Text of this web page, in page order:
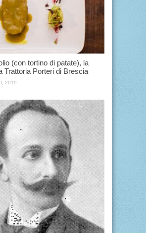
(con tortino di patate), la
Trattoria Porteri di Brescia
2019